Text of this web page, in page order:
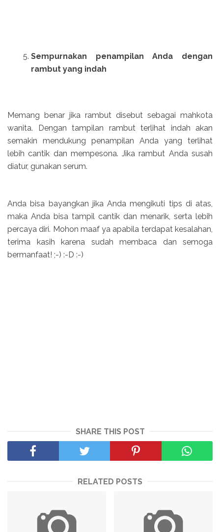
Sempurnakan penampilan Anda dengan
rambut yang indah
Memang benar jika rambut disebut sebagai mahkota
wanita. Dengan tampilan rambut terlihat indah akan
semakin mendukung penampilan Anda yang terlihat
lebih cantik dan mempesona. Jika rambut Anda susah
diatur, gunakan serum.
Anda bisa bayangkan jika Anda mengikuti tips di atas,
maka Anda bisa tampil cantik dan menarik, serta lebih
percaya diri. Mohon maaf ya apabila terdapat kesalahan,
terima kasih karena sudah membaca dan semoga
bermanfaat! ;-) :-D :-)
SHARE THIS POST
RELATED POSTS